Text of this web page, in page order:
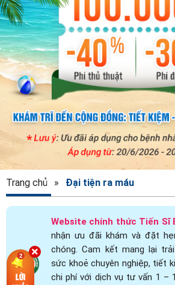
Trang chủ » Đại tiện ra máu
Website chính thức Tiến Sĩ
nhận ưu đãi khám và đặt
chóng. Cam kết mang lại
sức khoẻ chuyên nghiệp, tiết
chi phí với dịch vụ tư vấn 1 –